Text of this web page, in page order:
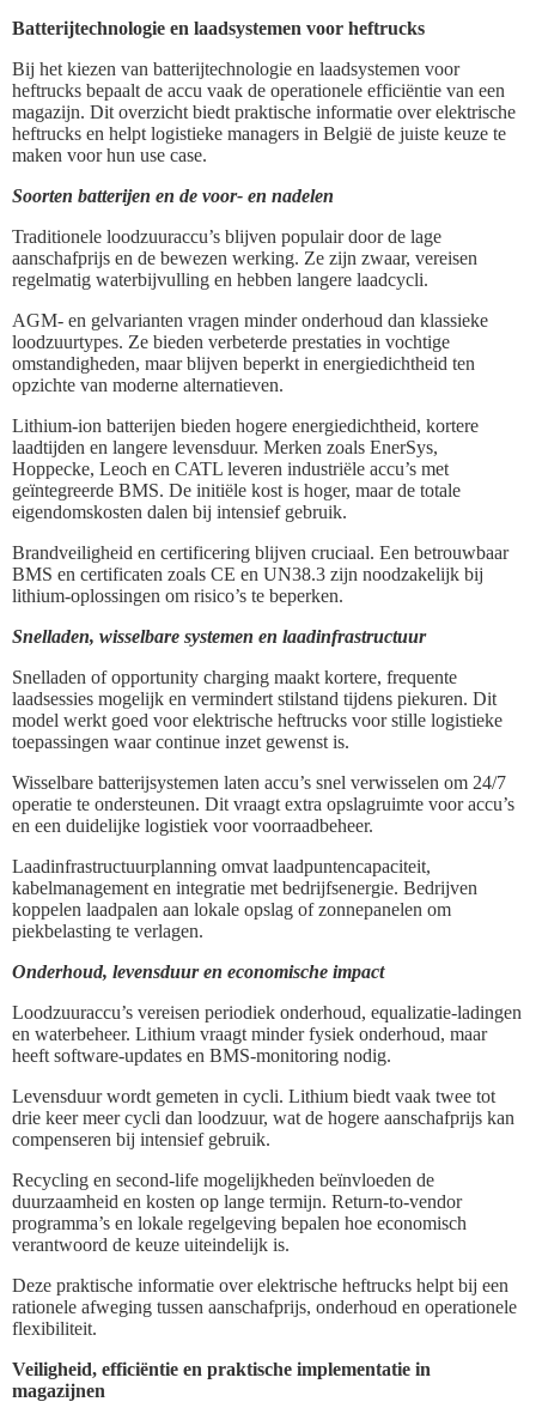
Batterijtechnologie en laadsystemen voor heftrucks
Bij het kiezen van batterijtechnologie en laadsystemen voor
heftrucks bepaalt de accu vaak de operationele efficiëntie van een
magazijn. Dit overzicht biedt praktische informatie over elektrische
heftrucks en helpt logistieke managers in België de juiste keuze te
maken voor hun use case.
Soorten batterijen en de voor- en nadelen
Traditionele loodzuuraccu’s blijven populair door de lage
aanschafprijs en de bewezen werking. Ze zijn zwaar, vereisen
regelmatig waterbijvulling en hebben langere laadcycli.
AGM- en gelvarianten vragen minder onderhoud dan klassieke
loodzuurtypes. Ze bieden verbeterde prestaties in vochtige
omstandigheden, maar blijven beperkt in energiedichtheid ten
opzichte van moderne alternatieven.
Lithium-ion batterijen bieden hogere energiedichtheid, kortere
laadtijden en langere levensduur. Merken zoals EnerSys,
Hoppecke, Leoch en CATL leveren industriële accu’s met
geïntegreerde BMS. De initiële kost is hoger, maar de totale
eigendomskosten dalen bij intensief gebruik.
Brandveiligheid en certificering blijven cruciaal. Een betrouwbaar
BMS en certificaten zoals CE en UN38.3 zijn noodzakelijk bij
lithium-oplossingen om risico’s te beperken.
Snelladen, wisselbare systemen en laadinfrastructuur
Snelladen of opportunity charging maakt kortere, frequente
laadsessies mogelijk en vermindert stilstand tijdens piekuren. Dit
model werkt goed voor elektrische heftrucks voor stille logistieke
toepassingen waar continue inzet gewenst is.
Wisselbare batterijsystemen laten accu’s snel verwisselen om 24/7
operatie te ondersteunen. Dit vraagt extra opslagruimte voor accu’s
en een duidelijke logistiek voor voorraadbeheer.
Laadinfrastructuurplanning omvat laadpuntencapaciteit,
kabelmanagement en integratie met bedrijfsenergie. Bedrijven
koppelen laadpalen aan lokale opslag of zonnepanelen om
piekbelasting te verlagen.
Onderhoud, levensduur en economische impact
Loodzuuraccu’s vereisen periodiek onderhoud, equalizatie-ladingen
en waterbeheer. Lithium vraagt minder fysiek onderhoud, maar
heeft software-updates en BMS-monitoring nodig.
Levensduur wordt gemeten in cycli. Lithium biedt vaak twee tot
drie keer meer cycli dan loodzuur, wat de hogere aanschafprijs kan
compenseren bij intensief gebruik.
Recycling en second-life mogelijkheden beïnvloeden de
duurzaamheid en kosten op lange termijn. Return-to-vendor
programma’s en lokale regelgeving bepalen hoe economisch
verantwoord de keuze uiteindelijk is.
Deze praktische informatie over elektrische heftrucks helpt bij een
rationele afweging tussen aanschafprijs, onderhoud en operationele
flexibiliteit.
Veiligheid, efficiëntie en praktische implementatie in
magazijnen